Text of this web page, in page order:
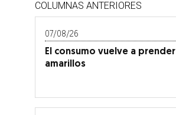
COLUMNAS ANTERIORES
07/08/26
El consumo vuelve a
amarillos